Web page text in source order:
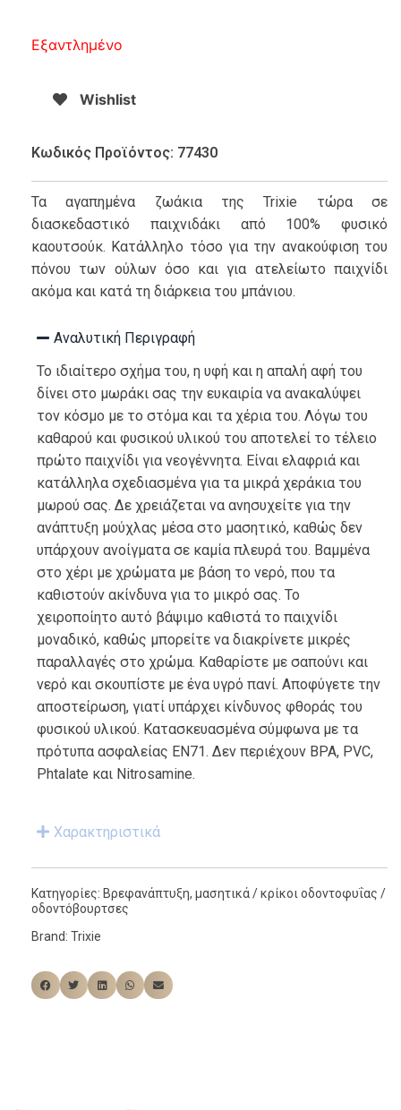
Εξαντλημένο
Wishlist
Κωδικός Προϊόντος: 77430
Τα αγαπημένα ζωάκια της Trixie τώρα σε
διασκεδαστικό παιχνιδάκι από 100% φυσικό
καουτσούκ. Κατάλληλο τόσο για την ανακούφιση του
πόνου των ούλων όσο και για ατελείωτο παιχνίδι
ακόμα και κατά τη διάρκεια του μπάνιου.
Αναλυτική Περιγραφή
Το ιδιαίτερο σχήμα του, η υφή και η απαλή αφή του
δίνει στο μωράκι σας την ευκαιρία να ανακαλύψει
τον κόσμο με το στόμα και τα χέρια του. Λόγω του
καθαρού και φυσικού υλικού του αποτελεί το τέλειο
πρώτο παιχνίδι για νεογέννητα. Είναι ελαφριά και
κατάλληλα σχεδιασμένα για τα μικρά χεράκια του
μωρού σας. Δε χρειάζεται να ανησυχείτε για την
ανάπτυξη μούχλας μέσα στο μασητικό, καθώς δεν
υπάρχουν ανοίγματα σε καμία πλευρά του. Βαμμένα
στο χέρι με χρώματα με βάση το νερό, που τα
καθιστούν ακίνδυνα για το μικρό σας. Το
χειροποίητο αυτό βάψιμο καθιστά το παιχνίδι
μοναδικό, καθώς μπορείτε να διακρίνετε μικρές
παραλλαγές στο χρώμα. Καθαρίστε με σαπούνι και
νερό και σκουπίστε με ένα υγρό πανί. Αποφύγετε την
αποστείρωση, γιατί υπάρχει κίνδυνος φθοράς του
φυσικού υλικού. Κατασκευασμένα σύμφωνα με τα
πρότυπα ασφαλείας EN71. Δεν περιέχουν BPA, PVC,
Phtalate και Nitrosamine.
Χαρακτηριστικά
Κατηγορίες: Βρεφανάπτυξη, μασητικά / κρίκοι οδοντοφυΐας /
οδοντόβουρτσες
Brand: Trixie